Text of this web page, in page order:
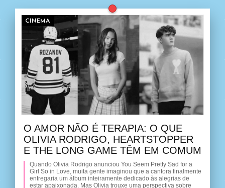
CINEMA
O AMOR NÃO É TERAPIA: O QUE
OLIVIA RODRIGO, HEARTSTOPPER
E THE LONG GAME TÊM EM COMUM
Quando Olivia Rodrigo anunciou You Seem Pretty Sad for a
Girl So in Love, muita gente imaginou que a cantora finalmente
entregaria um álbum inteiramente dedicado às alegrias de
estar apaixonada. Mas Olivia trouxe uma perspectiva sobre